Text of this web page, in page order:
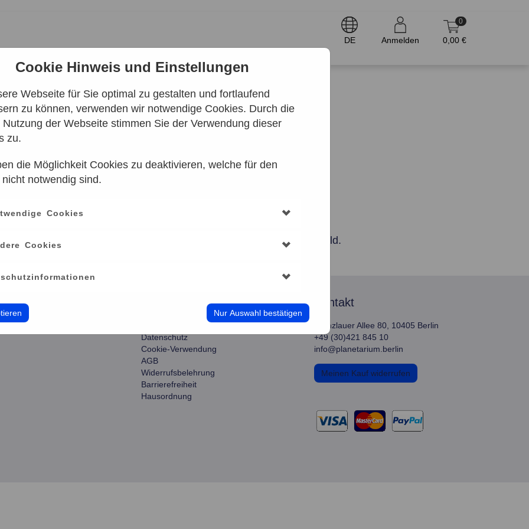
Cookie Hinweis und Einstellungen
Webseite für Sie optimal zu gestalten und fortlaufend
zu können, verwenden wir notwendige Cookies. Durch die
Nutzung der Webseite stimmen Sie der Verwendung dieser
zu.
die Möglichkeit Cookies zu deaktivieren, welche für den
notwendig sind.
Cookies
Cookies
Nur Auswahl bestätigen
DE Anmelden
0
0,00 €
Leider keine Ergebnisse gefunden
anderen Zeitraum aus. Klicken Sie Bitte dazu auf das Datumsfeld.
Datenschutz
Cookie-Verwendung
AGB
Widerrufsbelehrung
Barrierefreiheit
Hausordnung
kontakt
Prenzlauer Allee 80, 10405 Berlin
+49 (30)421 845 10
info@planetarium.berlin
Meinen Kauf widerrufen